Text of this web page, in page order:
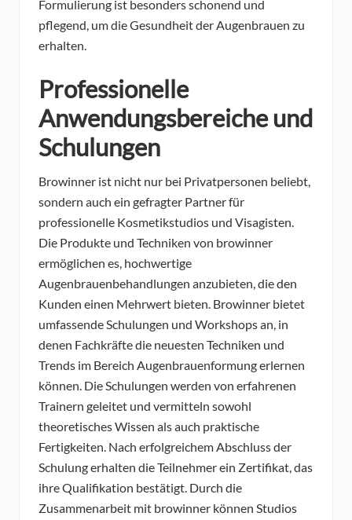
Formulierung ist besonders schonend und
pflegend, um die Gesundheit der Augenbrauen zu
erhalten.
Professionelle
Anwendungsbereiche und
Schulungen
Browinner ist nicht nur bei Privatpersonen beliebt,
sondern auch ein gefragter Partner für
professionelle Kosmetikstudios und Visagisten.
Die Produkte und Techniken von browinner
ermöglichen es, hochwertige
Augenbrauenbehandlungen anzubieten, die den
Kunden einen Mehrwert bieten. Browinner bietet
umfassende Schulungen und Workshops an, in
denen Fachkräfte die neuesten Techniken und
Trends im Bereich Augenbrauenformung erlernen
können. Die Schulungen werden von erfahrenen
Trainern geleitet und vermitteln sowohl
theoretisches Wissen als auch praktische
Fertigkeiten. Nach erfolgreichem Abschluss der
Schulung erhalten die Teilnehmer ein Zertifikat, das
ihre Qualifikation bestätigt. Durch die
Zusammenarbeit mit browinner können Studios